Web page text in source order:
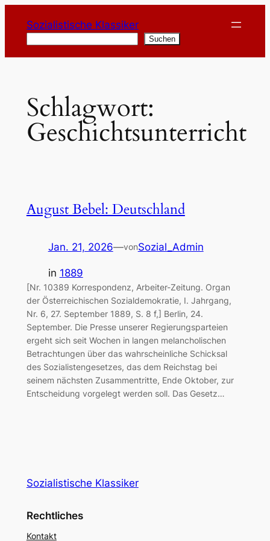
Inhalt
springen
Sozialistische Klassiker
Suchen
Schlagwort:
Geschichtsunterricht
August Bebel: Deutschland
Jan. 21, 2026—vonSozial_Admin
in 1889
[Nr. 10389 Korrespondenz, Arbeiter-Zeitung. Organ
der Österreichischen Sozialdemokratie, I. Jahrgang,
Nr. 6, 27. September 1889, S. 8 f,] Berlin, 24.
September. Die Presse unserer Regierungsparteien
ergeht sich seit Wochen in langen melancholischen
Betrachtungen über das wahrscheinliche Schicksal
des Sozialistengesetzes, das dem Reichstag bei
seinem nächsten Zusammentritte, Ende Oktober, zur
Entscheidung vorgelegt werden soll. Das Gesetz…
Sozialistische Klassiker
Rechtliches
Kontakt